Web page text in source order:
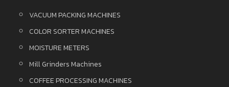
VACUUM PACKING MACHINES
COLOR SORTER MACHINES
MOISTURE METERS
Mill Grinders Machines
COFFEE PROCESSING MACHINES